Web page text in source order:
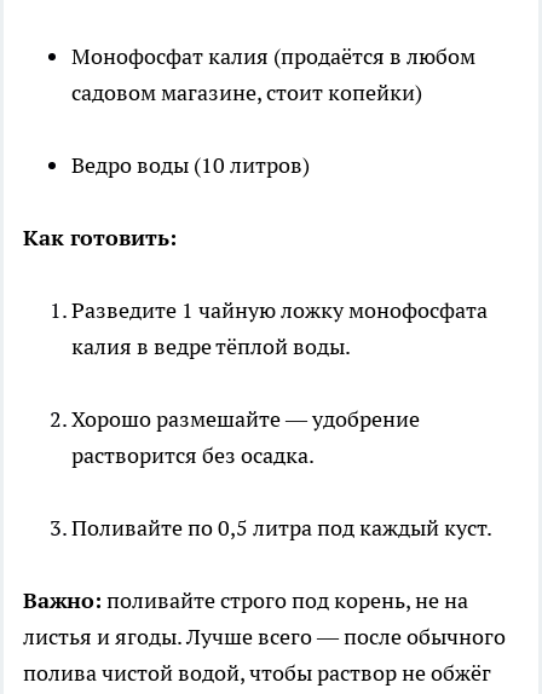
Монофосфат калия (продаётся в любом
садовом магазине, стоит копейки)
Ведро воды (10 литров)
Как готовить:
Разведите 1 чайную ложку монофосфата
калия в ведре тёплой воды.
Хорошо размешайте — удобрение
растворится без осадка.
Поливайте по 0,5 литра под каждый куст.
Важно: поливайте строго под корень, не на
листья и ягоды. Лучше всего — после обычного
полива чистой водой, чтобы раствор не обжёг